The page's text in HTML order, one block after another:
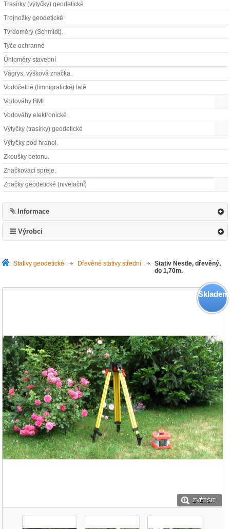
Trasírky (výtyčky) geodetické
Trojnožky geodetické
Tvrdoměry (Schmidt).
Tyče ochranné
Úhloměry stavební
Vágrys, výšková značka.
Vodočetné (limnigrafické) latě
Vodováhy BMI
Vodováhy elektronické
Výtyčky (trasírky) geodetické
Výtyčky pod hranol.
Zkoušky betonu.
Značkovací spreje.
Značky geodetické (nivelační)
Informace
Výrobci
Stativy geodetické >Dřevěné stativy střední >Stativ Nestle, dřevěný,
do 1,70m.
Skladem
ZVĚTŠIT